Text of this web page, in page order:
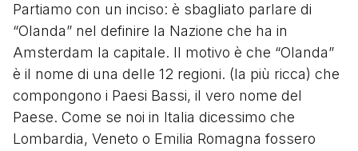
Partiamo con un inciso: è sbagliato parlare di
“Olanda” nel definire la Nazione che ha in
Amsterdam la capitale. Il motivo è che “Olanda”
è il nome di una delle 12 regioni. (la più ricca) che
compongono i Paesi Bassi, il vero nome del
Paese. Come se noi in Italia dicessimo che
Lombardia, Veneto o Emilia Romagna fossero